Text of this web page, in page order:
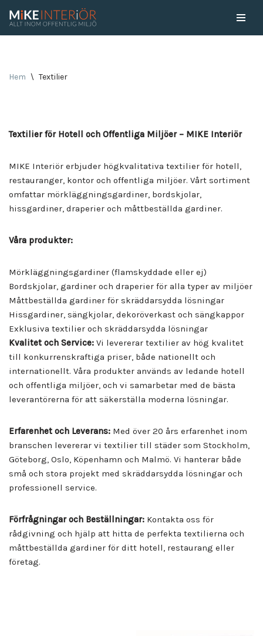
Hem \ Textilier
Textilier för Hotell och Offentliga Miljöer – MIKE Interiör
MIKE Interiör erbjuder högkvalitativa textilier för hotell,
restauranger, kontor och offentliga miljöer. Vårt sortiment
omfattar mörkläggningsgardiner, bordskjolar,
hissgardiner, draperier och måttbeställda gardiner.
Våra produkter:
Mörkläggningsgardiner (flamskyddade eller ej)
Bordskjolar, gardiner och draperier för alla typer av miljöer
Måttbeställda gardiner för skräddarsydda lösningar
Hissgardiner, sängkjolar, dekoröverkast och sängkappor
Exklusiva textilier och skräddarsydda lösningar
Kvalitet och Service: Vi levererar textilier av hög kvalitet
till konkurrenskraftiga priser, både nationellt och
internationellt. Våra produkter används av ledande hotell
och offentliga miljöer, och vi samarbetar med de bästa
leverantörerna för att säkerställa moderna lösningar.
Erfarenhet och Leverans: Med över 20 års erfarenhet inom
branschen levererar vi textilier till städer som Stockholm,
Göteborg, Oslo, Köpenhamn och Malmö. Vi hanterar både
små och stora projekt med skräddarsydda lösningar och
professionell service.
Förfrågningar och Beställningar: Kontakta oss för
rådgivning och hjälp att hitta de perfekta textilierna och
måttbeställda gardiner för ditt hotell, restaurang eller
företag.